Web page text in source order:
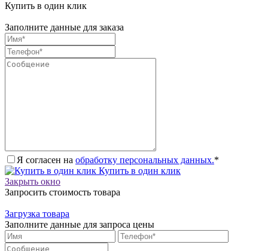
Купить в один клик
Заполните данные для заказа
Я согласен на обработку персональных данных.*
Купить в один клик
Закрыть окно
Запросить стоимость товара
Загрузка товара
Заполните данные для запроса цены